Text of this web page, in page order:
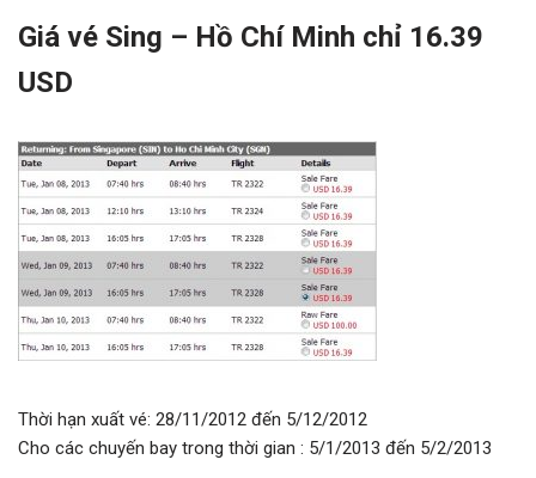
Giá vé Sing – Hồ Chí Minh chỉ 16.39
USD
Thời hạn xuất vé: 28/11/2012 đến 5/12/2012
Cho các chuyến bay trong thời gian : 5/1/2013 đến 5/2/2013